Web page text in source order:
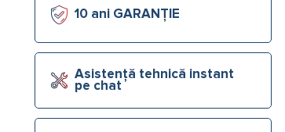
10 ani GARANȚIE
Asistență tehnică instant
pe chat